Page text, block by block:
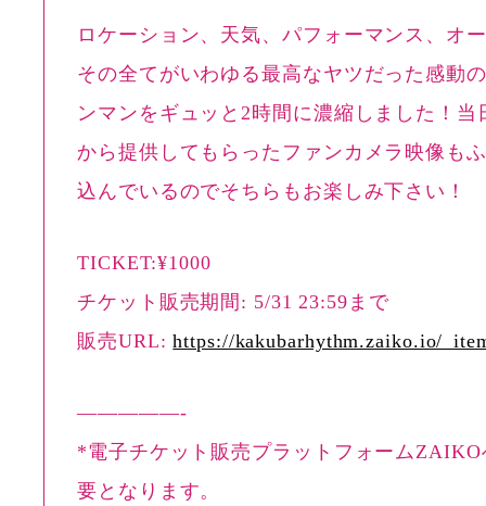
ロケーション、天気、パフォーマンス、オ
その全てがいわゆる最高なヤツだった感動
ンマンをギュッと2時間に濃縮しました！当
から提供してもらったファンカメラ映像も
込んでいるのでそちらもお楽しみ下さい！
TICKET:¥1000
チケット販売期間: 5/31 23:59まで
販売URL:https://kakubarhythm.zaiko.io/
—————-
*電子チケット販売プラットフォーム
要となります。